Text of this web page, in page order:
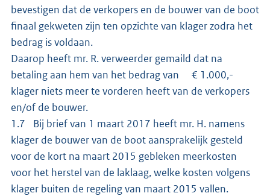
bevestigen dat de verkopers en de bouwer van de boot
finaal gekweten zijn ten opzichte van klager zodra het
bedrag is voldaan.
Daarop heeft mr. R. verweerder gemaild dat na
betaling aan hem van het bedrag van € 1.000,-
klager niets meer te vorderen heeft van de verkopers
en/of de bouwer.
1.7 Bij brief van 1 maart 2017 heeft mr. H. namens
klager de bouwer van de boot aansprakelijk gesteld
voor de kort na maart 2015 gebleken meerkosten
voor het herstel van de laklaag, welke kosten volgens
klager buiten de regeling van maart 2015 vallen.